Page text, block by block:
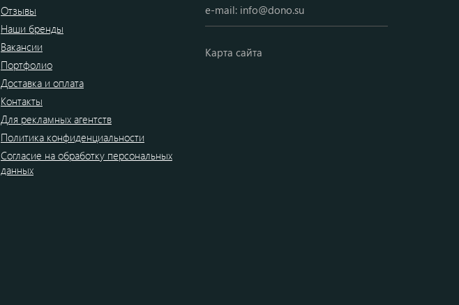
Отзывы
Наши бренды
Вакансии
Портфолио
Доставка и оплата
Контакты
Для рекламных агентств
Политика конфиденциальности
Согласие на обработку персональных
данных
e-mail: info@dono.su
Карта сайта